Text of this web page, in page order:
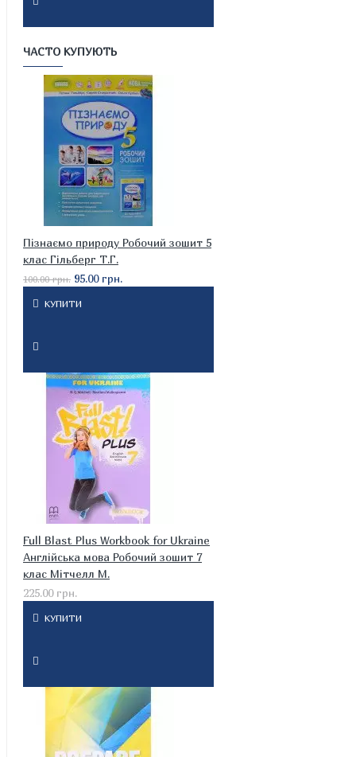
ЧАСТО КУПУЮТЬ
Пізнаємо природу Робочий зошит 5
клас Гільберг Т.Г.
100.00 грн. 95.00 грн.
КУПИТИ
Full Blast Plus Workbook for Ukraine
Англійська мова Робочий зошит 7
клас Мітчелл М.
225.00 грн.
КУПИТИ